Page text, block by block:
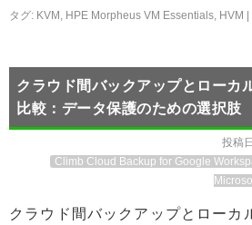
タグ: KVM , HPE Morpheus VM Essentials, HVM
クラウド間バックアップとローカ
比較：データ保護のための選択肢
投稿
Climb Cloud Backup for Google
クラウド間バックアップとローカ